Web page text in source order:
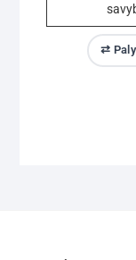
This
product
⇄